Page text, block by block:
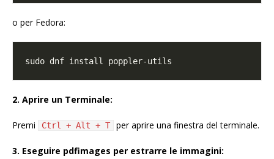
o per Fedora:
2. Aprire un Terminale:
Premi Ctrl + Alt + T per aprire una finestra del terminale.
3. Eseguire pdfimages per estrarre le immagini: